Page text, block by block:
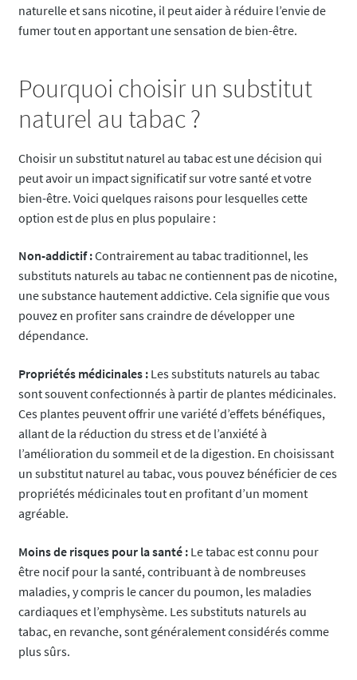
naturelle et sans nicotine, il peut aider à réduire l’envie de
fumer tout en apportant une sensation de bien-être.
Pourquoi choisir un substitut
naturel au tabac ?
Choisir un substitut naturel au tabac est une décision qui
peut avoir un impact significatif sur votre santé et votre
bien-être. Voici quelques raisons pour lesquelles cette
option est de plus en plus populaire :
Non-addictif :Contrairement au tabac traditionnel, les
substituts naturels au tabac ne contiennent pas de nicotine,
une substance hautement addictive. Cela signifie que vous
pouvez en profiter sans craindre de développer une
dépendance.
Propriétés médicinales :Les substituts naturels au tabac
sont souvent confectionnés à partir de plantes médicinales.
Ces plantes peuvent offrir une variété d’effets bénéfiques,
allant de la réduction du stress et de l’anxiété à
l’amélioration du sommeil et de la digestion. En choisissant
un substitut naturel au tabac, vous pouvez bénéficier de ces
propriétés médicinales tout en profitant d’un moment
agréable.
Moins de risques pour la santé :Le tabac est connu pour
être nocif pour la santé, contribuant à de nombreuses
maladies, y compris le cancer du poumon, les maladies
cardiaques et l’emphysème. Les substituts naturels au
tabac, en revanche, sont généralement considérés comme
plus sûrs.